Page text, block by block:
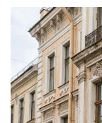
Джаз
БУТМАН